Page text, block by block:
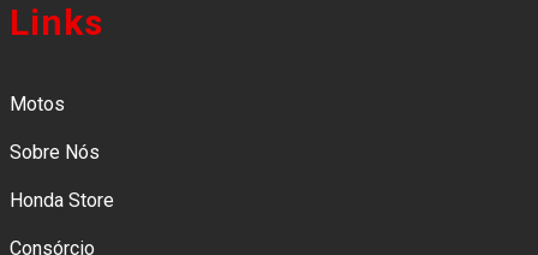
Links
Motos
Sobre Nós
Honda Store
Consórcio